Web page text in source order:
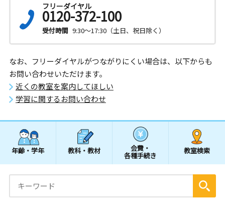
フリーダイヤル
0120-372-100
受付時間 9:30～17:30（土日、祝日除く）
なお、フリーダイヤルがつながりにくい場合は、以下からも
お問い合わせいただけます。
近くの教室を案内してほしい
学習に関するお問い合わせ
年齢・学年 教科・教材 会費・
各種手続き
教室検索